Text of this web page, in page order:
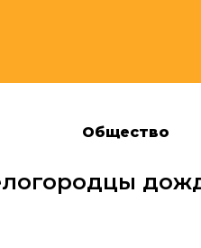
Общество